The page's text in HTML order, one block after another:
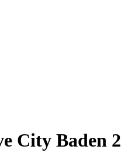
City Baden